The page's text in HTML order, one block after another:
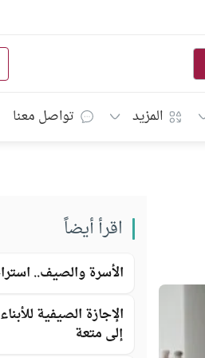
المزيد تواصل معنا
اقرأ أيضاً
الأسرة والصيف..
الإجازة الصيفية
إلى متعة